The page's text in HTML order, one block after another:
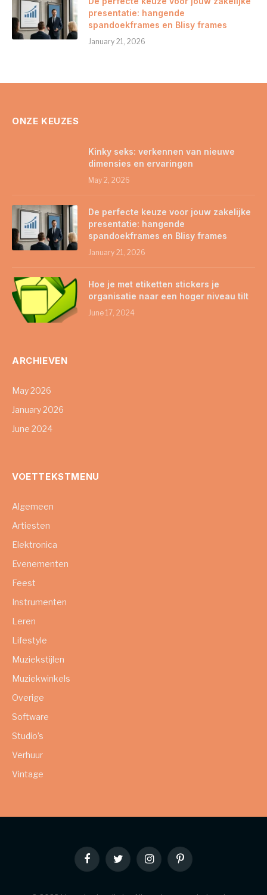
presentatie: hangende
spandoekframes en Blisy frames
January 21, 2026
ONZE KEUZES
Kinky seks: verkennen van nieuwe
dimensies en ervaringen
May 2, 2026
De perfecte keuze voor jouw zakelijke
presentatie: hangende
spandoekframes en Blisy frames
January 21, 2026
Hoe je met etiketten stickers je
organisatie naar een hoger niveau tilt
June 17, 2024
ARCHIEVEN
May 2026
January 2026
June 2024
VOETTEKSTMENU
Algemeen
Artiesten
Elektronica
Evenementen
Feest
Instrumenten
Leren
Lifestyle
Muziekstijlen
Muziekwinkels
Overige
Software
Studio’s
Verhuur
Vintage
FacebookTwitter InstagramPinterest